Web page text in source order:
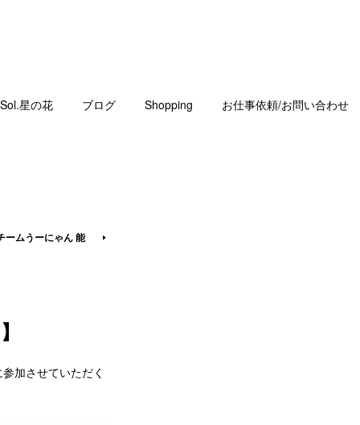
星の花 ブログ Shopping お仕事依頼/お問い合わせ
ームうーにゃん 能
加させていただく